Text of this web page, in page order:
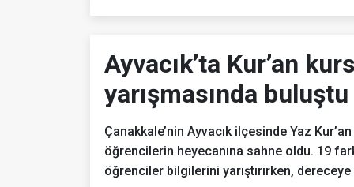
Ayvacık’ta Kur’an
yarışmasında buluştu
Çanakkale’nin Ayvacık ilçesinde Yaz
öğrencilerin heyecanına sahne oldu. 19
öğrenciler bilgilerini yarıştırırken,